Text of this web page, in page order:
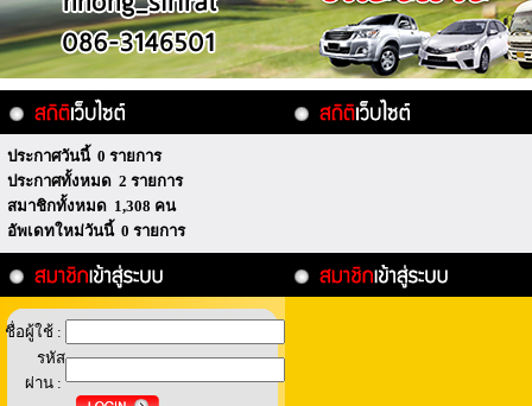
ประกาศวันนี้ 0 รายการ
ประกาศทั้งหมด 2 รายการ
สมาชิกทั้งหมด 1,308 คน
อัพเดทใหม่วันนี้ 0 รายการ
ชื่อผู้ใช้ :
รหัส
ผ่าน :